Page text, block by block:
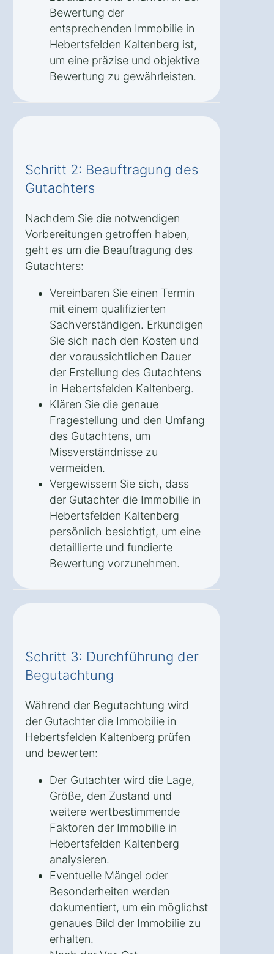
Bewertung der
entsprechenden Immobilie in
Hebertsfelden Kaltenberg ist,
um eine präzise und objektive
Bewertung zu gewährleisten.
Schritt 2: Beauftragung des
Gutachters
Nachdem Sie die notwendigen
Vorbereitungen getroffen haben,
geht es um die Beauftragung des
Gutachters:
Vereinbaren Sie einen Termin
mit einem qualifizierten
Sachverständigen. Erkundigen
Sie sich nach den Kosten und
der voraussichtlichen Dauer
der Erstellung des Gutachtens
in Hebertsfelden Kaltenberg.
Klären Sie die genaue
Fragestellung und den Umfang
des Gutachtens, um
Missverständnisse zu
vermeiden.
Vergewissern Sie sich, dass
der Gutachter die Immobilie in
Hebertsfelden Kaltenberg
persönlich besichtigt, um eine
detaillierte und fundierte
Bewertung vorzunehmen.
Schritt 3: Durchführung der
Begutachtung
Während der Begutachtung wird
der Gutachter die Immobilie in
Hebertsfelden Kaltenberg prüfen
und bewerten:
Der Gutachter wird die Lage,
Größe, den Zustand und
weitere wertbestimmende
Faktoren der Immobilie in
Hebertsfelden Kaltenberg
analysieren.
Eventuelle Mängel oder
Besonderheiten werden
dokumentiert, um ein möglichst
genaues Bild der Immobilie zu
erhalten.